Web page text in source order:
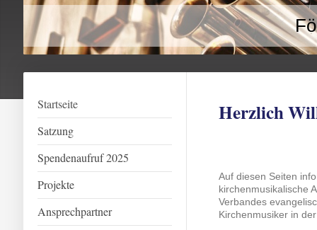
Startseite
Satzung
Spendenaufruf 2025
Projekte
Ansprechpartner
Herzlich
Auf diesen Seiten
kirchenmusikalische
Verbandes
Kirchenmusiker in